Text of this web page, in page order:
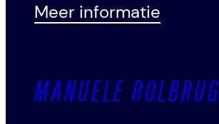
Meer informatie
MANUELE ROLBRUG